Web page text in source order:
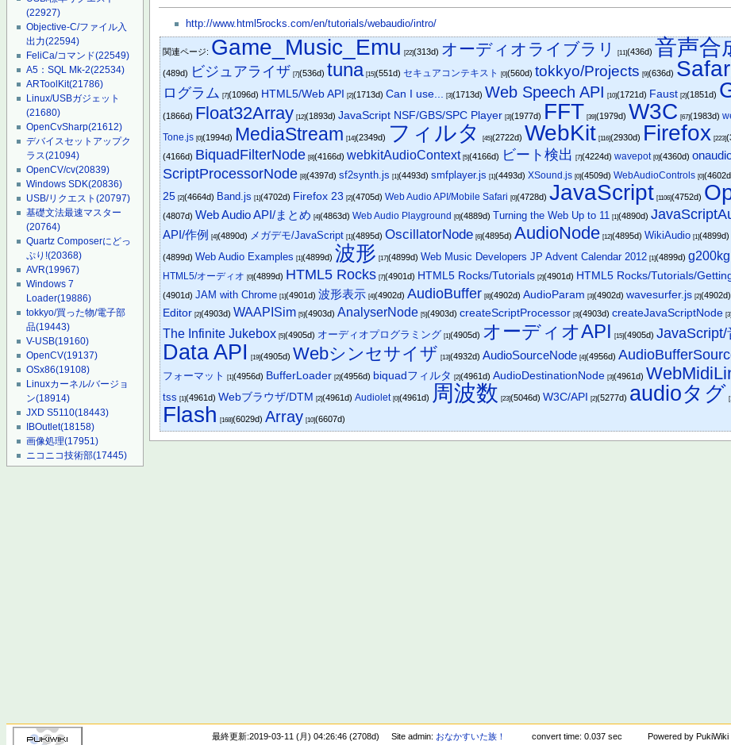
(22927)
Objective-C/ファイル入
出力(22594)
FeliCa/コマンド(22549)
A5：SQL Mk-2(22534)
ARToolKit(21786)
Linux/USBガジェット
(21680)
OpenCvSharp(21612)
デバイスセットアップク
ラス(21094)
OpenCV/cv(20839)
Windows SDK(20836)
USB/リクエスト(20797)
基礎文法最速マスター
(20764)
Quartz Composerにどっ
ぷり!(20368)
AVR(19967)
Windows 7
Loader(19886)
tokkyo/買った物/電子部
品(19443)
V-USB(19160)
OpenCV(19137)
OSx86(19108)
Linuxカーネル/バージョ
ン(18914)
JXD S5110(18443)
IBOutlet(18158)
画像処理(17951)
ニコニコ技術部(17445)
http://www.html5rocks.com/en/tutorials/webaudio/intro/
関連ページ: Game_Music_Emu [22](313d) オーディオライブラリ [11](436d) 音声合
(489d) ビジュアライザ [7](536d) tuna [15](551d)セキュアコンテキスト [0](560d) tokkyo/Projects [9](636d)
ログラム [7](1096d) HTML5/Web API [2](1713d)Can I use... [3](1713d) Web Speech API [10](1721d) Faust [2](1851d)
(1866d) Float32Array [12](1893d)JavaScript NSF/GBS/SPC Player [3](1977d) FFT [39](1979d) W3C [67](1983d)
Tone.js [0](1994d) MediaStream [14](2349d) フィルタ [45](2722d) WebKit [116](2930d) Firefox [223]
(4166d) BiquadFilterNode [8](4166d)webkitAudioContext [5](4166d) ビート検出 [7](4224d)wavepot [0](4360d)
ScriptProcessorNode [8](4397d)sf2synth.js [1](4493d)smfplayer.js [1](4493d)XSound.js [0](4509d)WebAudioControls [0]
25 [2](4664d) Band.js [1](4702d) Firefox 23 [2](4705d)Web Audio API/Mobile Safari [0](4728d)JavaScript [1106](4752d)
(4807d) Web Audio API/まとめ [4](4863d)Web Audio Playground [0](4889d) Turning the Web Up to 11 [1](4890d)
API/作例
[4](4890d) メガデモ/JavaScript [1](4895d)OscillatorNode [6](4895d)AudioNode [12](4895d)WikiAudio [1](4899d)
(4899d)Web Audio Examples [1](4899d) 波形 [17](4899d)Web Music Developers JP Advent Calendar 2012 [1](4899d)g200kg
HTML5/オーディオ [0](4899d) HTML5 Rocks [7](4901d) HTML5 Rocks/Tutorials [2](4901d) HTML5 Rocks/Tutorials/
(4901d)JAM with Chrome [1](4901d)波形表示 [4](4902d)AudioBuffer [8](4902d)AudioParam [3](4902d)wavesurfer.js [2]
Editor [2](4903d) WAAPISim [5](4903d)AnalyserNode [5](4903d)createScriptProcessor [3](4903d)createJavaScriptNode
The Infinite Jukebox [5](4905d) オーディオプログラミング [1](4905d) オーディオAPI [15](4905d)JavaScript/
Data API
[19](4905d) Webシンセサイザ [13](4932d)AudioSourceNode [4](4956d)
フォーマット
[1](4956d) BufferLoader [2](4956d) biquadフィルタ [2](4961d)AudioDestinationNode [3](4961d)
tss [1](4961d)Webブラウザ/DTM [2](4961d)Audiolet [0](4961d) 周波数 [23](5046d)W3C/API [2](5277d) audioタグ
Flash [168](6029d)Array [10](6607d)
最終更新:2019-03-11 (月) 04:26:46 (2708d) Site admin: おなかすいた族！ convert time: 0.037 sec Powered by PukiWiki